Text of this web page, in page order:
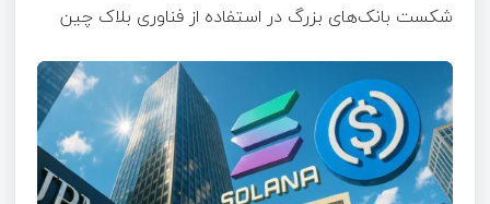
شکست بانک‌های بزرگ در استفاده از فناوری بلاک چین